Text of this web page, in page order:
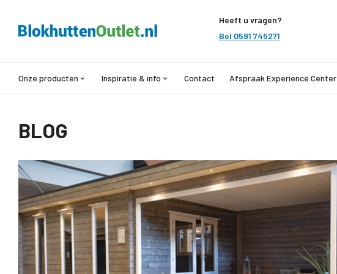
Heeft u vragen?
Bel 0591 745271
Onze producten Inspiratie & info Contact Afspraak Experience Center
BLOG